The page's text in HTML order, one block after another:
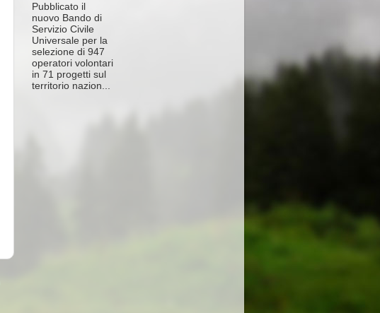
Pubblicato il
nuovo Bando di
Servizio Civile
Universale per la
selezione di 947
operatori volontari
in 71 progetti sul
territorio nazion...